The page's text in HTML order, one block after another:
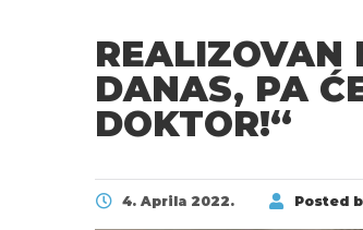
REALIZOVAN
DANAS, PA
DOKTOR!“
4. Aprila 2022. Posted